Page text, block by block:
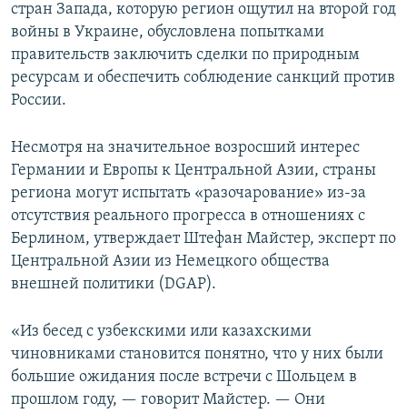
стран Запада, которую регион ощутил на второй год
войны в Украине, обусловлена попытками
правительств заключить сделки по природным
ресурсам и обеспечить соблюдение санкций против
России.
Несмотря на значительное возросший интерес
Германии и Европы к Центральной Азии, страны
региона могут испытать «разочарование» из-за
отсутствия реального прогресса в отношениях с
Берлином, утверждает Штефан Майстер, эксперт по
Центральной Азии из Немецкого общества
внешней политики (DGAP).
«Из бесед с узбекскими или казахскими
чиновниками становится понятно, что у них были
большие ожидания после встречи с Шольцем в
прошлом году, — говорит Майстер. — Они